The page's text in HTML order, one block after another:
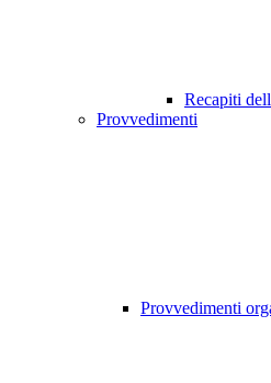
Recapiti
Provvedimenti
Provvedimenti